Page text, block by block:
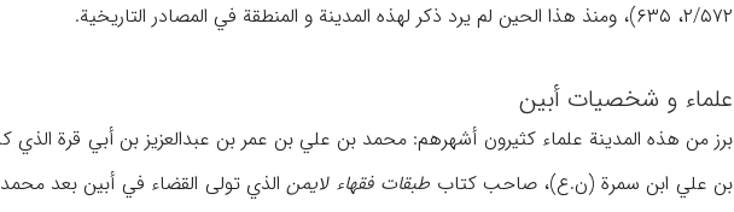
۲/۵۷۲، ۶۳۵)، ومنذ هذا الحین لم یرد ذکر لهذه المدینة و المنطقة في المصادر التاریخیة.
علماء و شخصیات أبین
برز من هذه المدینة علماء کثیرون أشهرهم: محمد بن علي بن عمر بن عبدالعزیز بن أبي قرة
بن علي ابن سمرة (ن.ع)، صاحب کتاب طبقات فقهاء لایمن